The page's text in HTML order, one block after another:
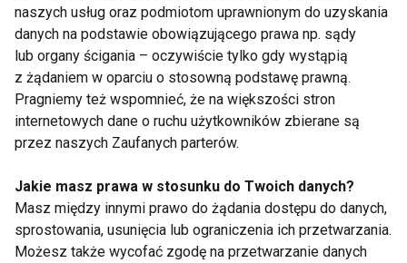
Przesunąć horyzont -
recenzja
Pokazały piekno, aby
je chronić
naszych usług oraz podmiotom uprawnionym do uzyskania
danych na podstawie obowiązującego prawa np. sądy
lub organy ścigania – oczywiście tylko gdy wystąpią
z żądaniem w oparciu o stosowną podstawę prawną.
Pragniemy też wspomnieć, że na większości stron
internetowych dane o ruchu użytkowników zbierane są
przez naszych Zaufanych parterów.
Jakie masz prawa w stosunku do Twoich danych?
Masz między innymi prawo do żądania dostępu do danych,
sprostowania, usunięcia lub ograniczenia ich przetwarzania.
Możesz także wycofać zgodę na przetwarzanie danych